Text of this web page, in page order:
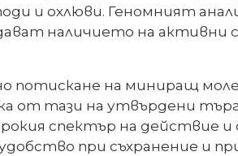
и охлюви. Геномният
наличието на активни
потискане на миниращ
от тази на утвърдени
спектър на действие
при съхранение и